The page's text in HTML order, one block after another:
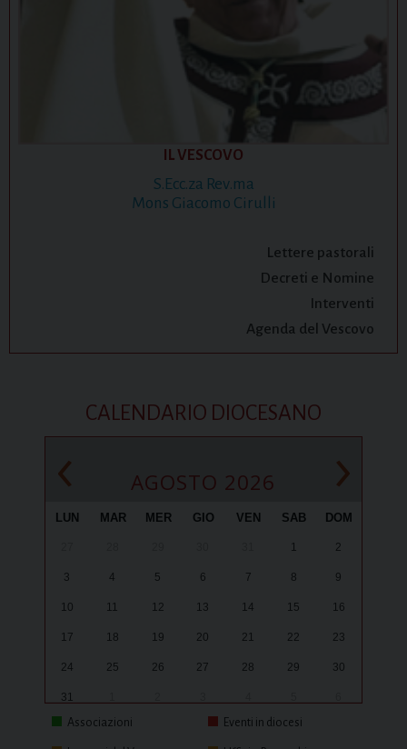
IL VESCOVO
S.Ecc.za Rev.ma
Mons Giacomo Cirulli
Lettere pastorali
Decreti e Nomine
Interventi
Agenda del Vescovo
CALENDARIO DIOCESANO
‹ AGOSTO 2026 ›
LUN MAR MER GIO VEN SAB DOM
1 2
3 4 5 6 7 8 9
10 11 12 13 14 15 16
17 18 19 20 21 22 23
24 25 26 27 28 29 30
31
Associazioni
Eventi in diocesi